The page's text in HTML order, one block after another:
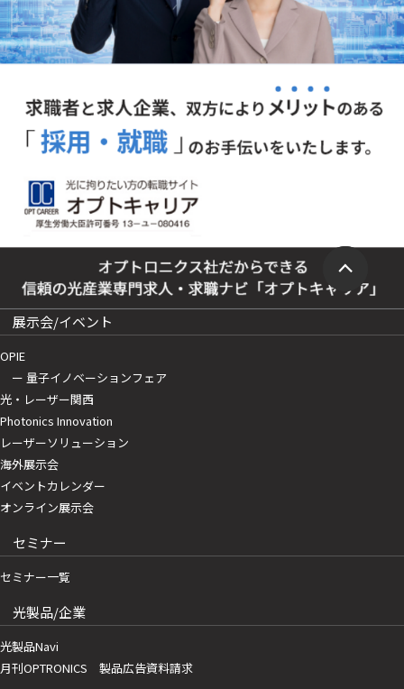
展示会/イベント
OPIE
ー 量子イノベーションフェア
光・レーザー関西
Photonics Innovation
レーザーソリューション
海外展示会
イベントカレンダー
オンライン展示会
セミナー
セミナー一覧
光製品/企業
光製品Navi
月刊OPTRONICS 製品広告資料請求